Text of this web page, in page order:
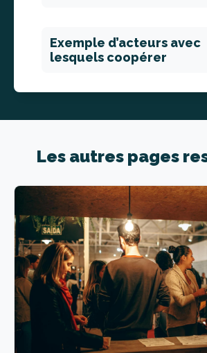
Exemple d’acteurs avec
lesquels coopérer
Les autres pages